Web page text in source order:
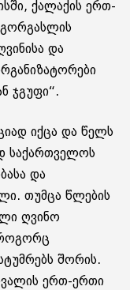
ქალაქის ერთ-
და
ჯგუფი“.
იქცა და წელს
საქართველოს
და
თუმცა წლების
ღვინო
როგორც
შორის.
ერთ-ერთი